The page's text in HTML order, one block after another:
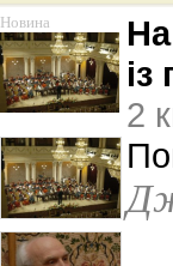
Новина
2